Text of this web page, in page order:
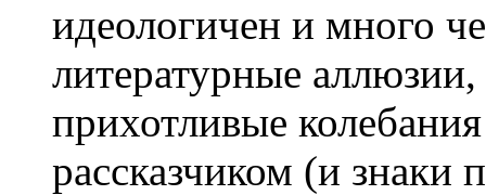
идеологичен и много
литературные
прихотливые
рассказчиком (и знаки